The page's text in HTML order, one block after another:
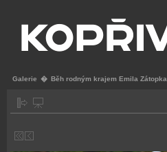
Galerie � Běh rodným krajem Emila Zátopka